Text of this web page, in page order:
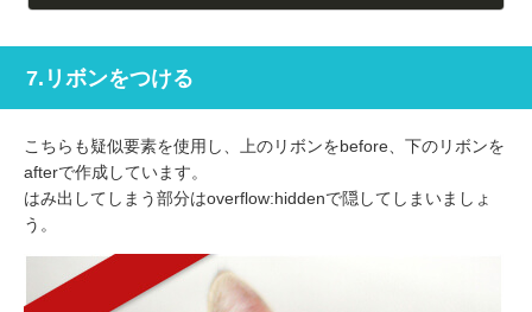
7.リボンをつける
こちらも疑似要素を使用し、上のリボンをbefore、下のリボンを
afterで作成しています。
はみ出してしまう部分はoverflow:hiddenで隠してしまいましょ
う。